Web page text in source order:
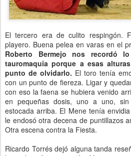
El tercero era de culito respingón.
playero. Buena pelea en varas en el
Roberto Bermejo nos
tauromaquia porque a esas
punto de olvidarlo. El toro tenía
con un punto de fiereza. Ligar y
con eso la faena se hubiera venido
en pequeñas dosis, uno a uno,
estocada arriba. El Mene tenía
le endosó otra decena de puntillazos
Otra escena contra la Fiesta.
Ricardo Torrés dejó alguna tanda